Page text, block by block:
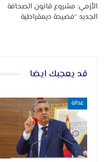
الأزمي: مشروع قانون الصحافة
الجديد “فضيحة ديمقراطية
قد يعجبك ايضا
عدالة